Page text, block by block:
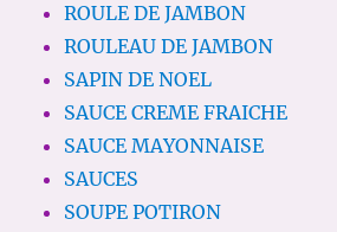
ROULE DE JAMBON
ROULEAU DE JAMBON
SAPIN DE NOEL
SAUCE CREME FRAICHE
SAUCE MAYONNAISE
SAUCES
SOUPE POTIRON